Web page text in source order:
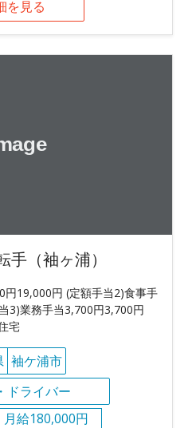
を見る
（袖ヶ浦）
19,000円 (定額手当2)食事手
3)業務手当3,700円3,700円
宅
袖ケ浦市
ドライバー
月給180,000円